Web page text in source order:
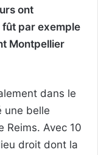
ont
fût par exemple
Montpellier
dans le
une belle
Reims. Avec 10
droit dont la